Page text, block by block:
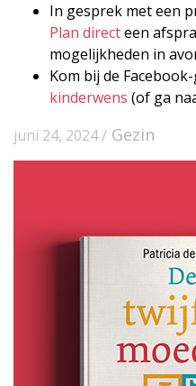
In gesprek met een
Plan directeen
mogelijkheden in
Kom bij de
kinderwens (of ga
juni 24, 2024 / Gezin